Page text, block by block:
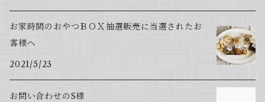
お家時間のおやつＢＯＸ抽選販売に当選されたお
客様へ
2021/5/23
お問い合わせのS様